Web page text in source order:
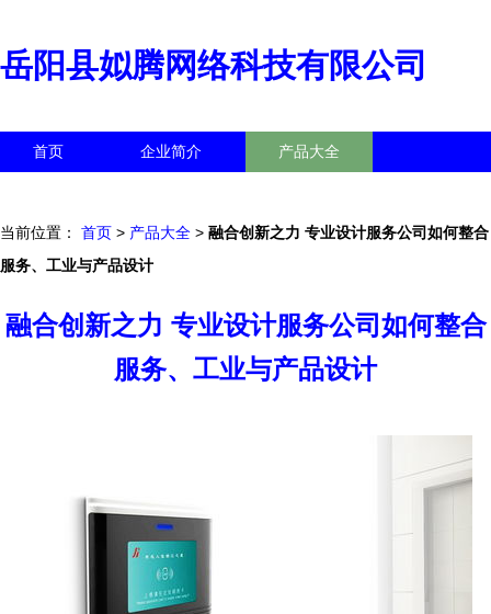
岳阳县姒腾网络科技有限公司
首页 企业简介 产品大全
当前位置： 首页 > 产品大全 > 融合创新之力 专业设计服务公司如何整合
服务、工业与产品设计
融合创新之力 专业设计服务公司如何整合
服务、工业与产品设计